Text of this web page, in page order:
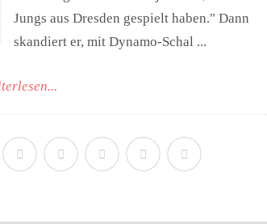
Jungs aus Dresden gespielt haben." Dann
skandiert er, mit Dynamo-Schal ...